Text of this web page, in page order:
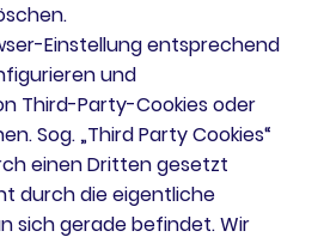
Einstellung entsprechend
und
Third-Party-Cookies oder
Sog. „Third Party Cookies“
einen Dritten gesetzt
durch die eigentliche
sich gerade befindet. Wir